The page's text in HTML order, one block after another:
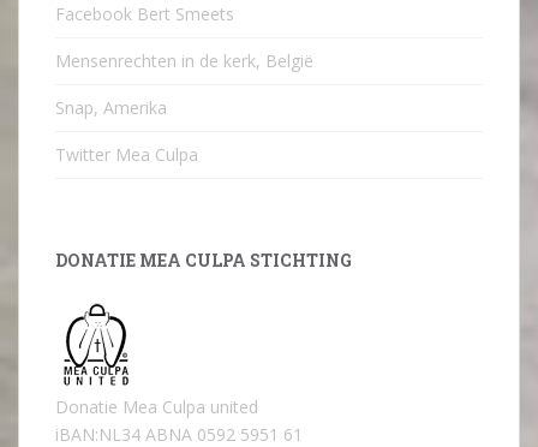
Facebook Bert Smeets
Mensenrechten in de kerk, België
Snap, Amerika
Twitter Mea Culpa
DONATIE MEA CULPA STICHTING
Donatie Mea Culpa united
iBAN:NL34 ABNA 0592 5951 61